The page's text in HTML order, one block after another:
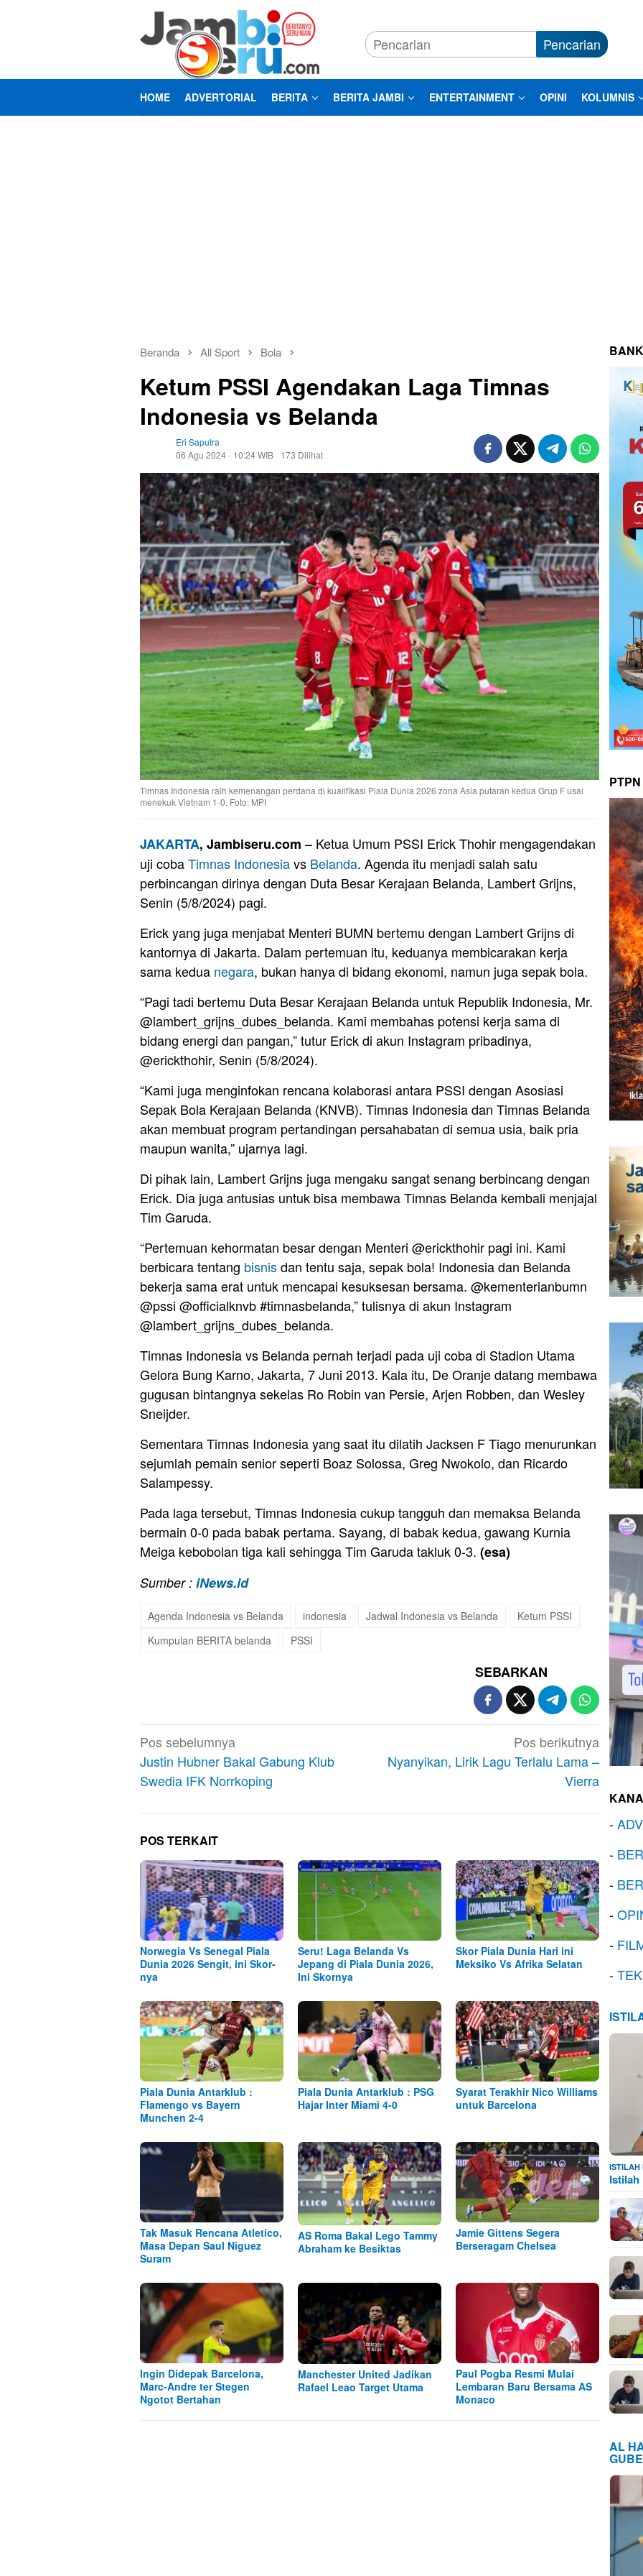
Pencarian
HOME ADVERTORIAL BERITA BERITA JAMBI ENTERTAINMENT OPINI KOLUMNIS
Beranda All Sport Bola
Ketum PSSI Agendakan Laga Timnas
Indonesia vs Belanda
Eri Saputra
06 Agu 2024 - 10:24 WIB
173 Dilihat
Timnas Indonesia raih kemenangan perdana di kualifikasi Piala Dunia 2026 zona Asia putaran kedua Grup F usai
menekuk Vietnam 1-0. Foto: MPI
JAKARTA, Jambiseru.com – Ketua Umum PSSI Erick Thohir mengagendakan
uji cobaTimnas Indonesiavs Belanda. Agenda itu menjadi salah satu
perbincangan dirinya dengan Duta Besar Kerajaan Belanda, Lambert Grijns,
Senin (5/8/2024) pagi.
Erick yang juga menjabat Menteri BUMN bertemu dengan Lambert Grijns di
kantornya di Jakarta. Dalam pertemuan itu, keduanya membicarakan kerja
sama kedua negara, bukan hanya di bidang ekonomi, namun juga sepak bola.
“Pagi tadi bertemu Duta Besar Kerajaan Belanda untuk Republik Indonesia, Mr.
@lambert_grijns_dubes_belanda. Kami membahas potensi kerja sama di
bidang energi dan pangan,” tutur Erick di akun Instagram pribadinya,
@erickthohir, Senin (5/8/2024).
“Kami juga menginfokan rencana kolaborasi antara PSSI dengan Asosiasi
Sepak Bola Kerajaan Belanda (KNVB). Timnas Indonesia dan Timnas Belanda
akan membuat program pertandingan persahabatan di semua usia, baik pria
maupun wanita,” ujarnya lagi.
Di pihak lain, Lambert Grijns juga mengaku sangat senang berbincang dengan
Erick. Dia juga antusias untuk bisa membawa Timnas Belanda kembali menjajal
Tim Garuda.
“Pertemuan kehormatan besar dengan Menteri @erickthohir pagi ini. Kami
berbicara tentang bisnisdan tentu saja, sepak bola! Indonesia dan Belanda
bekerja sama erat untuk mencapai kesuksesan bersama. @kementerianbumn
@pssi @officialknvb #timnasbelanda,” tulisnya di akun Instagram
@lambert_grijns_dubes_belanda.
Timnas Indonesia vs Belanda pernah terjadi pada uji coba di Stadion Utama
Gelora Bung Karno, Jakarta, 7 Juni 2013. Kala itu, De Oranje datang membawa
gugusan bintangnya sekelas Ro Robin van Persie, Arjen Robben, dan Wesley
Sneijder.
Sementara Timnas Indonesia yang saat itu dilatih Jacksen F Tiago menurunkan
sejumlah pemain senior seperti Boaz Solossa, Greg Nwokolo, dan Ricardo
Salampessy.
Pada laga tersebut, Timnas Indonesia cukup tangguh dan memaksa Belanda
bermain 0-0 pada babak pertama. Sayang, di babak kedua, gawang Kurnia
Meiga kebobolan tiga kali sehingga Tim Garuda takluk 0-3. (esa)
Sumber : iNews.id
Agenda Indonesia vs Belanda indonesia Jadwal Indonesia vs Belanda
Ketum PSSI
Kumpulan BERITA belanda
PSSI
SEBARKAN
Navigasi
pos
Pos sebelumnya
Justin Hubner Bakal Gabung Klub
Swedia IFK Norrkoping
Pos berikutnya
Nyanyikan, Lirik Lagu Terlalu Lama –
Vierra
POS TERKAIT
Norwegia Vs Senegal Piala
Dunia 2026 Sengit, ini Skor-
nya
Seru! Laga Belanda Vs
Jepang di Piala Dunia 2026,
Ini Skornya
Skor Piala Dunia Hari ini
Meksiko Vs Afrika Selatan
Piala Dunia Antarklub :
Flamengo vs Bayern
Munchen 2-4
Piala Dunia Antarklub : PSG
Hajar Inter Miami 4-0
Syarat Terakhir Nico Williams
untuk Barcelona
Tak Masuk Rencana Atletico,
Masa Depan Saul Niguez
Suram
AS Roma Bakal Lego Tammy
Abraham ke Besiktas
Jamie Gittens Segera
Berseragam Chelsea
Ingin Didepak Barcelona,
Marc-Andre ter Stegen
Ngotot Bertahan
Manchester United Jadikan
Rafael Leao Target Utama
Paul Pogba Resmi Mulai
Lembaran Baru Bersama AS
Monaco
-
-
-
-
-
-
ISTILAH
Istilah
AL